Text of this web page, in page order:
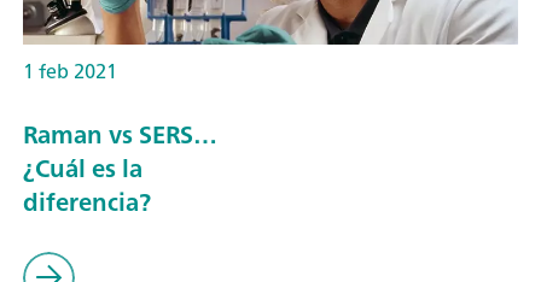
1 feb 2021
Raman vs SERS…
¿Cuál es la
diferencia?